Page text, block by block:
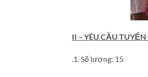
II – YÊU CẦU TUYỂN
.1. Số lượng: 15